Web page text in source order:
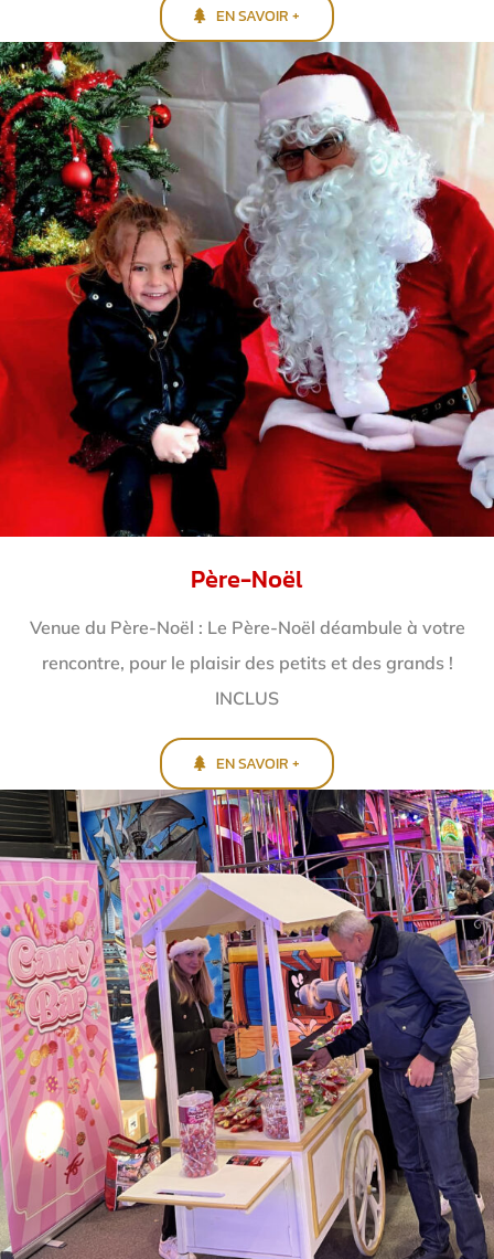
EN SAVOIR +
Père-Noël
Venue du Père-Noël : Le Père-Noël déambule à votre
rencontre, pour le plaisir des petits et des grands !
INCLUS
EN SAVOIR +